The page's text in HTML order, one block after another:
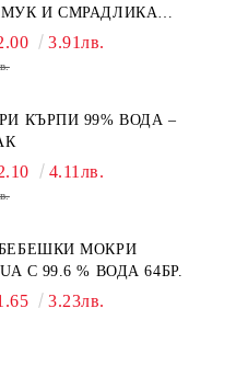
И СМРАДЛИКА
3.91лв.
99% ВОДА –
4.11лв.
БЕБЕШКИ МОКРИ
КЪРПИ AQUA С 99.6 % ВОДА 64БР.
3.23лв.